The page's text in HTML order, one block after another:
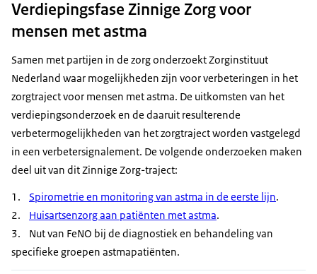
Verdiepingsfase Zinnige Zorg voor
mensen met astma
Samen met partijen in de zorg onderzoekt Zorginstituut
Nederland waar mogelijkheden zijn voor verbeteringen in het
zorgtraject voor mensen met astma. De uitkomsten van het
verdiepingsonderzoek en de daaruit resulterende
verbetermogelijkheden van het zorgtraject worden vastgelegd
in een verbetersignalement. De volgende onderzoeken maken
deel uit van dit Zinnige Zorg-traject:
1. Spirometrie en monitoring van astma in de eerste lijn.
2. Huisartsenzorg aan patiënten met astma.
3. Nut van FeNO bij de diagnostiek en behandeling van
specifieke groepen astmapatiënten.